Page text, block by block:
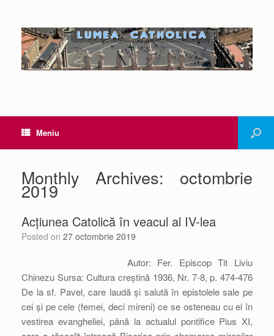
Meniu
Monthly Archives: octombrie
2019
Acțiunea Catolică în veacul al IV-lea
Posted on 27 octombrie 2019
Autor: Fer. Episcop Tit Liviu
Chinezu Sursa: Cultura creștină 1936, Nr. 7-8, p. 474-476
De la sf. Pavel, care laudă și salută în epistolele sale pe
cei și pe cele (femei, deci mireni) ce se osteneau cu el în
vestirea evangheliei, până la actualul pontifice Pius XI,